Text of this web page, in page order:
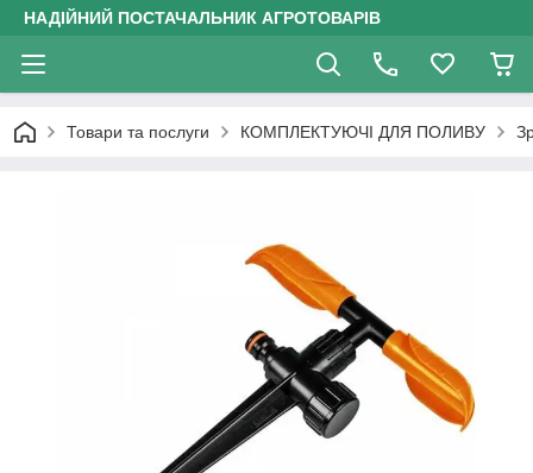
НАДІЙНИЙ ПОСТАЧАЛЬНИК АГРОТОВАРІВ
Товари та послуги КОМПЛЕКТУЮЧІ ДЛЯ ПОЛИВУ